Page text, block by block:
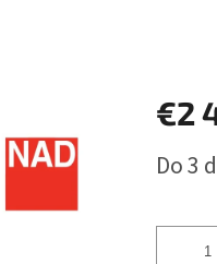
€2
cena:
Do 3